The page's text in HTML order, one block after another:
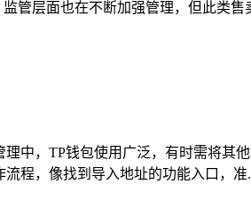
管层面也在不断加强管理，但此类售
中，TP钱包使用广泛，有时需将其
程，像找到导入地址的功能入口，准